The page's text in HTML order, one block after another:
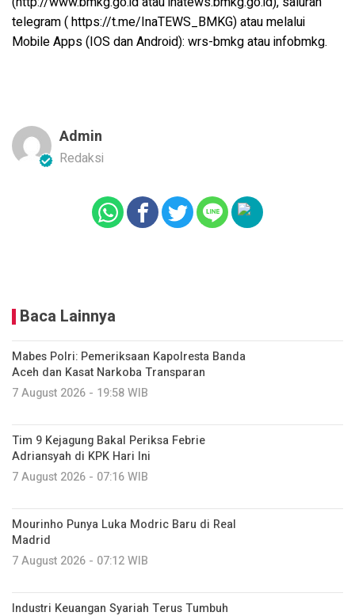
telegram ( https://t.me/InaTEWS_BMKG) atau melalui
Mobile Apps (IOS dan Android): wrs-bmkg atau infobmkg.
Admin
Redaksi
Baca Lainnya
Mabes Polri: Pemeriksaan Kapolresta Banda
Aceh dan Kasat Narkoba Transparan
7 August 2026 - 19:58 WIB
Tim 9 Kejagung Bakal Periksa Febrie
Adriansyah di KPK Hari Ini
7 August 2026 - 07:16 WIB
Mourinho Punya Luka Modric Baru di Real
Madrid
7 August 2026 - 07:12 WIB
Industri Keuangan Syariah Terus Tumbuh